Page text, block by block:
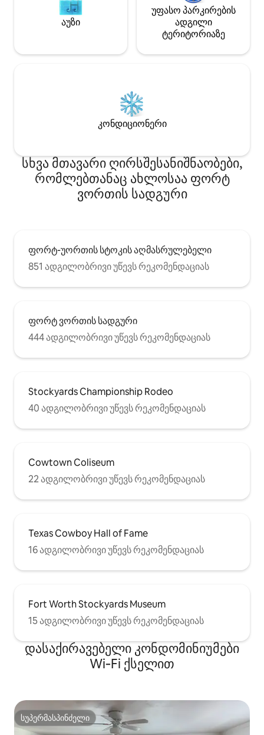
აუზი
უფასო პარკირების
ადგილი
ტერიტორიაზე
კონდიციონერი
სხვა მთავარი ღირსშესანიშნაობები,
რომლებთანაც ახლოსაა ფორტ
ვორთის სადგური
ფორტ-უორთის სტოკის აღმასრულებელი
851 ადგილობრივი უწევს რეკომენდაციას
ფორტ ვორთის სადგური
444 ადგილობრივი უწევს რეკომენდაციას
Stockyards Championship Rodeo
40 ადგილობრივი უწევს რეკომენდაციას
Cowtown Coliseum
22 ადგილობრივი უწევს რეკომენდაციას
Texas Cowboy Hall of Fame
16 ადგილობრივი უწევს რეკომენდაციას
Fort Worth Stockyards Museum
15 ადგილობრივი უწევს რეკომენდაციას
დასაქირავებელი კონდომინიუმები
Wi‑Fi ქსელით
სუპერმასპინძელი
სუპერმასპინძელი